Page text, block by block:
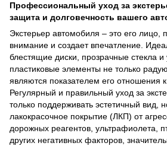
Профессиональный уход за
защита и долговечность вашего
Экстерьер автомобиля – это его лицо,
внимание и создает впечатление.
блестящие диски, прозрачные стекла
пластиковые элементы не только
являются показателем его отношения
Регулярный и правильный уход за
только поддерживать эстетичный вид,
лакокрасочное покрытие (ЛКП) от
дорожных реагентов, ультрафиолета,
других негативных факторов,